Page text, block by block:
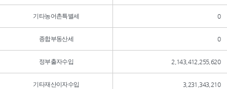
기타농어촌특별세 0
종합부동산세 0
정부출자수입 2,143,412,255,620
기타재산이자수입 3,231,343,210